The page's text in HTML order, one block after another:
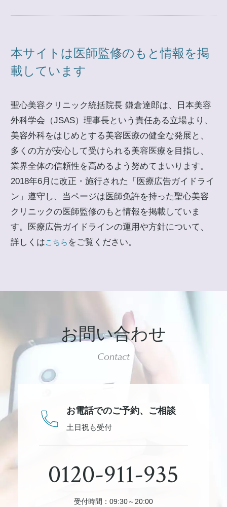
本サイトは医師監修のもと情報を掲
載しています
聖心美容クリニック統括院長 鎌倉達郎は、日本美容
外科学会（JSAS）理事長という責任ある立場より、
美容外科をはじめとする美容医療の健全な発展と、
多くの方が安心して受けられる美容医療を目指し、
業界全体の信頼性を高めるよう努めてまいります。
2018年6月に改正・施行された「医療広告ガイドライ
ン」遵守し、当ページは医師免許を持った聖心美容
クリニックの医師監修のもと情報を掲載していま
す。医療広告ガイドラインの運用や方針について、
詳しくはこちら をご覧ください。
お問い合わせ
Contact
お電話でのご予約、 ご相談
土日祝も受付
0120-911-935
受付時間：09:30～20:00